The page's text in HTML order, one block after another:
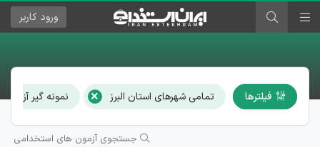
ورود کاربر
فیلترها تمامی شهرهای استان البرز × نمونه گیر
جستجوی آزمون های استخدامی